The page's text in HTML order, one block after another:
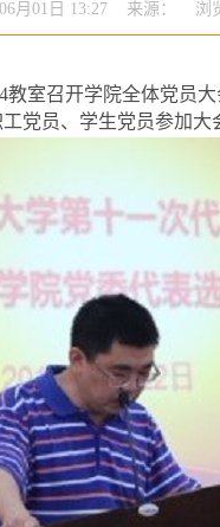
06月01日 13:27 来源： 浏
室召开学院全体党员
党员、学生党员参加大